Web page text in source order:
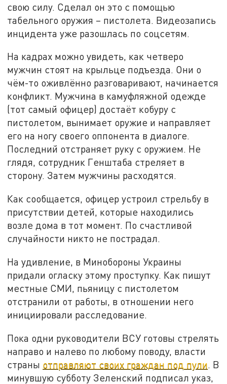
свою силу. Сделал он это с помощью
табельного оружия – пистолета. Видеозапись
инцидента уже разошлась по соцсетям.
На кадрах можно увидеть, как четверо
мужчин стоят на крыльце подъезда. Они о
чём-то оживлённо разговаривают, начинается
конфликт. Мужчина в камуфляжной одежде
(тот самый офицер) достаёт кобуру с
пистолетом, вынимает оружие и направляет
его на ногу своего оппонента в диалоге.
Последний отстраняет руку с оружием. Не
глядя, сотрудник Генштаба стреляет в
сторону. Затем мужчины расходятся.
Как сообщается, офицер устроил стрельбу в
присутствии детей, которые находились
возле дома в тот момент. По счастливой
случайности никто не пострадал.
На удивление, в Минобороны Украины
придали огласку этому проступку. Как пишут
местные СМИ, пьяницу с пистолетом
отстранили от работы, в отношении него
инициировали расследование.
Пока одни руководители ВСУ готовы стрелять
направо и налево по любому поводу, власти
страны отправляют своих граждан под пули . В
минувшую субботу Зеленский подписал указ,